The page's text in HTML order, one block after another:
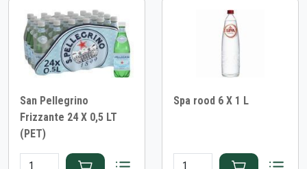
San Pellegrino
Frizzante 24 X 0,5 LT
(PET)
Spa rood 6 X 1 L